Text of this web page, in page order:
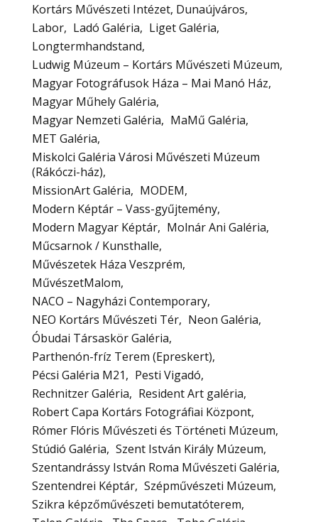
Kortárs Művészeti Intézet, Dunaújváros
Labor
Ladó Galéria
Liget Galéria
Longtermhandstand
Ludwig Múzeum – Kortárs Művészeti Múzeum
Magyar Fotográfusok Háza – Mai Manó Ház
Magyar Műhely Galéria
Magyar Nemzeti Galéria
MaMű Galéria
MET Galéria
Miskolci Galéria Városi Művészeti Múzeum
(Rákóczi-ház)
MissionArt Galéria
MODEM
Modern Képtár – Vass-gyűjtemény
Modern Magyar Képtár
Molnár Ani Galéria
Műcsarnok / Kunsthalle
Művészetek Háza Veszprém
MűvészetMalom
NACO – Nagyházi Contemporary
NEO Kortárs Művészeti Tér
Neon Galéria
Óbudai Társaskör Galéria
Parthenón-fríz Terem (Epreskert)
Pécsi Galéria M21
Pesti Vigadó
Rechnitzer Galéria
Resident Art galéria
Robert Capa Kortárs Fotográfiai Központ
Rómer Flóris Művészeti és Történeti Múzeum
Stúdió Galéria
Szent István Király Múzeum
Szentandrássy István Roma Művészeti Galéria
Szentendrei Képtár Szépművészeti Múzeum
Szikra képzőművészeti bemutatóterem